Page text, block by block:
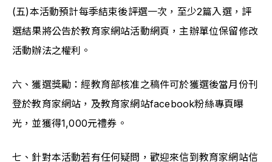
(五)本活動預計每季結束後評選一次，至少2篇入選，評
選結果將公告於教育家網站活動網頁，主辦單位保留修改
活動辦法之權利。
六、獲選獎勵：經教育部核准之稿件可於獲選後當月份刊
登於教育家網站，及教育家網站facebook粉絲專頁曝
光，並獲得1,000元禮券。
七、針對本活動若有任何疑問，歡迎來信到教育家網站信